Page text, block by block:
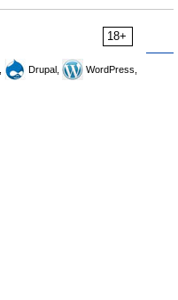
18+
Drupal,
WordPress,